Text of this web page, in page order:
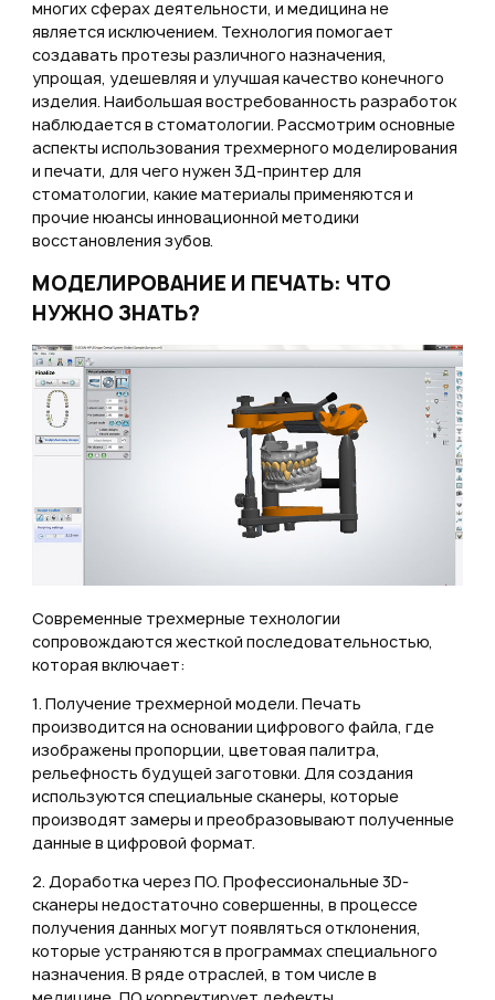
многих сферах деятельности, и медицина не
является исключением. Технология помогает
создавать протезы различного назначения,
упрощая, удешевляя и улучшая качество конечного
изделия. Наибольшая востребованность разработок
наблюдается в стоматологии. Рассмотрим основные
аспекты использования трехмерного моделирования
и печати, для чего нужен 3Д-принтер для
стоматологии, какие материалы применяются и
прочие нюансы инновационной методики
восстановления зубов.
МОДЕЛИРОВАНИЕ И ПЕЧАТЬ: ЧТО
НУЖНО ЗНАТЬ?
Современные трехмерные технологии
сопровождаются жесткой последовательностью,
которая включает:
1. Получение трехмерной модели. Печать
производится на основании цифрового файла, где
изображены пропорции, цветовая палитра,
рельефность будущей заготовки. Для создания
используются специальные сканеры, которые
производят замеры и преобразовывают полученные
данные в цифровой формат.
2. Доработка через ПО. Профессиональные 3D-
сканеры недостаточно совершенны, в процессе
получения данных могут появляться отклонения,
которые устраняются в программах специального
назначения. В ряде отраслей, в том числе в
Нажимая на кнопку "Отправить", вы даете согласие на обработку
персональных данных
Отправить
Нажимая на кнопку "Отправить", вы даете согласие на обработку
персональных данных
Или войти через соц сети
ВОЙТИ ЧЕРЕЗ GOOGLE
Отправить
Нажимая на кнопку "Отправить", вы даете согласие на обработку
персональных данных